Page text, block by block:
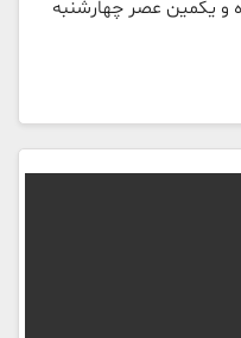
و یکمین عصر چهارشنبه